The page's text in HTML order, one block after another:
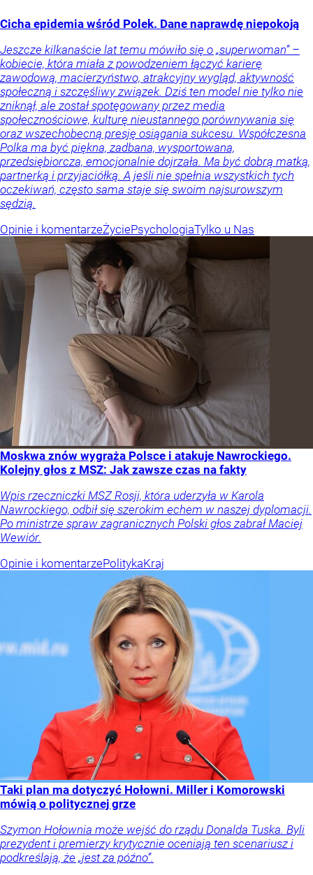
Cicha epidemia wśród Polek. Dane naprawdę niepokoją
Jeszcze kilkanaście lat temu mówiło się o „superwoman” –
kobiecie, która miała z powodzeniem łączyć karierę
zawodową, macierzyństwo, atrakcyjny wygląd, aktywność
społeczną i szczęśliwy związek. Dziś ten model nie tylko nie
zniknął, ale został spotęgowany przez media
społecznościowe, kulturę nieustannego porównywania się
oraz wszechobecną presję osiągania sukcesu. Współczesna
Polka ma być piękna, zadbana, wysportowana,
przedsiębiorcza, emocjonalnie dojrzała. Ma być dobrą matką,
partnerką i przyjaciółką. A jeśli nie spełnia wszystkich tych
oczekiwań, często sama staje się swoim najsurowszym
sędzią.
Opinie i komentarzeŻyciePsychologiaTylko u Nas
Moskwa znów wygraża Polsce i atakuje Nawrockiego.
Kolejny głos z MSZ: Jak zawsze czas na fakty
Wpis rzeczniczki MSZ Rosji, która uderzyła w Karola
Nawrockiego, odbił się szerokim echem w naszej dyplomacji.
Po ministrze spraw zagranicznych Polski głos zabrał Maciej
Wewiór.
Opinie i komentarzePolitykaKraj
Taki plan ma dotyczyć Hołowni. Miller i Komorowski
mówią o politycznej grze
Szymon Hołownia może wejść do rządu Donalda Tuska. Byli
prezydent i premierzy krytycznie oceniają ten scenariusz i
podkreślają, że „jest za późno”.